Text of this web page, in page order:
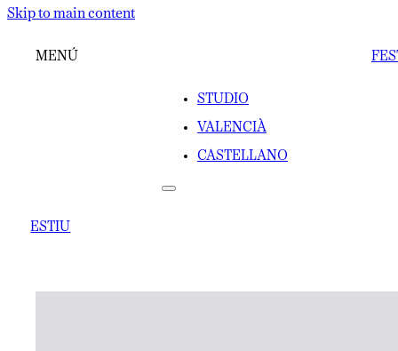
Skip to main content
MENÚ
STUDIO
VALENCIÀ
CASTELLANO
ESTIU